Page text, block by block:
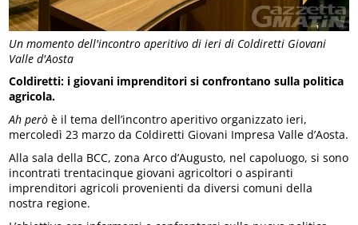
Un momento dell'incontro aperitivo di ieri di Coldiretti Giovani
Valle d'Aosta
Coldiretti: i giovani imprenditori si confrontano sulla politica
agricola.
Ah peròè il tema dell’incontro aperitivo organizzato ieri,
mercoledì 23 marzo da Coldiretti Giovani Impresa Valle d’Aosta.
Alla sala della BCC, zona Arco d’Augusto, nel capoluogo, si sono
incontrati trentacinque giovani agricoltori o aspiranti
imprenditori agricoli provenienti da diversi comuni della
nostra regione.